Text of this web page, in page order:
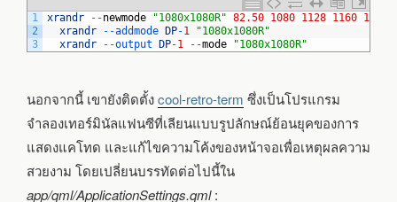
1
2
3
xrandr --newmode "1080x1080R" 82.50 1080 1128 1160 1240
xrandr
--addmode DP-1
"1080x1080R"
xrandr
--output DP-1 --mode "1080x1080R"
นอกจากนี้ เขายังติดตั้งcool-retro-term ซึ่งเป็นโปรแกรม
จำลองเทอร์มินัลแฟนซีที่เลียนแบบรูปลักษณ์ย้อนยุคของการ
แสดงแคโทด และแก้ไขความโค้งของหน้าจอเพื่อเหตุผลความ
สวยงาม โดยเปลี่ยนบรรทัดต่อไปนี้ใน
app/qml/ApplicationSettings.qml: